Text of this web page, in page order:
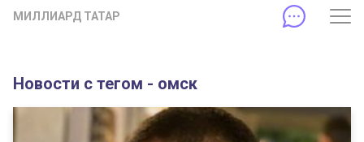
МИЛЛИАРД ТАТАР
Новости с тегом - омск